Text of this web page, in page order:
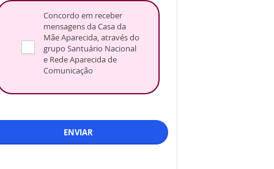
Concordo em receber
mensagens da Casa da
Mãe Aparecida, através do
grupo Santuário Nacional
e Rede Aparecida de
Comunicação
ENVIAR